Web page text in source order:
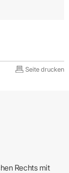
Seite drucken
Rechts mit